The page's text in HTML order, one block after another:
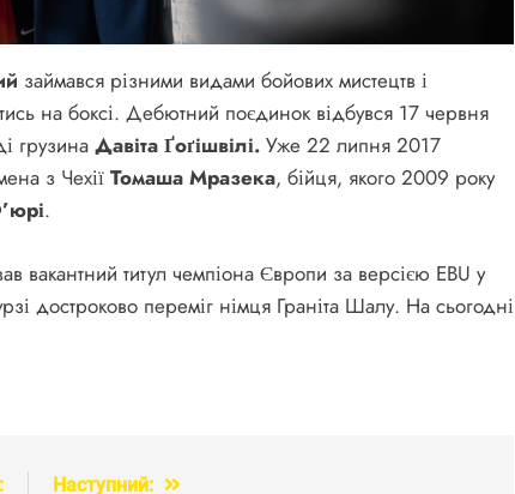
займався різними видами бойових мистецтв і
на боксі. Дебютний поєдинок відбувся 17 червня
грузина Давіта Ґоґішвілі. Уже 22 липня 2017
з Чехії Томаша Мразека, бійця, якого 2009 року
.
вакантний титул чемпіона Європи за версією EBU у
достроково переміг німця Граніта Шалу. На сьогодні
Наступний: